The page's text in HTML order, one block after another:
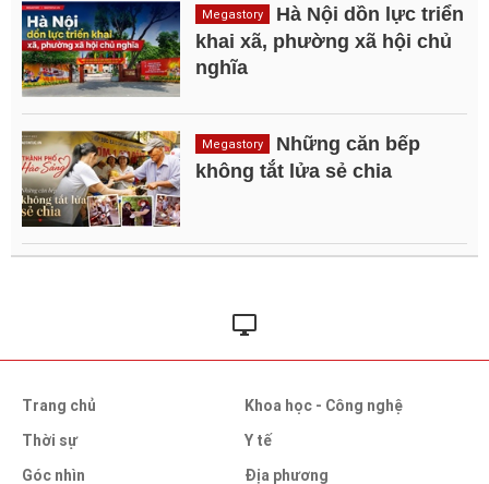
Megastory
Hà Nội dồn lực triển
khai xã, phường xã hội chủ
nghĩa
Megastory
Những căn bếp
không tắt lửa sẻ chia
Trang chủ
Thời sự
Góc nhìn
Khoa học - Công nghệ
Y tế
Địa phương